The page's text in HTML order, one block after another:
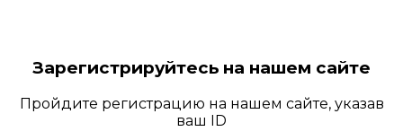
Зарегистрируйтесь на нашем сайте
Пройдите регистрацию на нашем сайте, указав
ваш ID